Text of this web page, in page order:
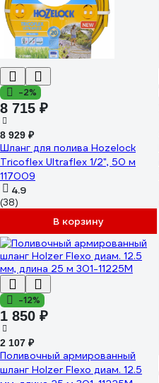
-2%
8 715 ₽
8 929 ₽
Шланг для полива Hozelock
Tricoflex Ultraflex 1/2", 50 м
117009
4.9
(38)
В корзину
-12%
1 850 ₽
2 107 ₽
Поливочный армированный
шланг Holzer Flexo диам. 12.5